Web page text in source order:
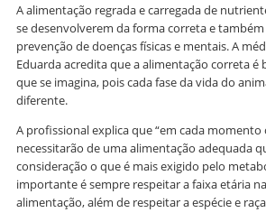
A alimentação regrada e carregada de
se desenvolverem da forma correta e
prevenção de doenças físicas e mentais. A
Eduarda acredita que a alimentação correta é
que se imagina, pois cada fase da vida do
diferente.
A profissional explica que “em cada momento
necessitarão de uma alimentação adequada
consideração o que é mais exigido pelo
importante é sempre respeitar a faixa etária
alimentação, além de respeitar a espécie e